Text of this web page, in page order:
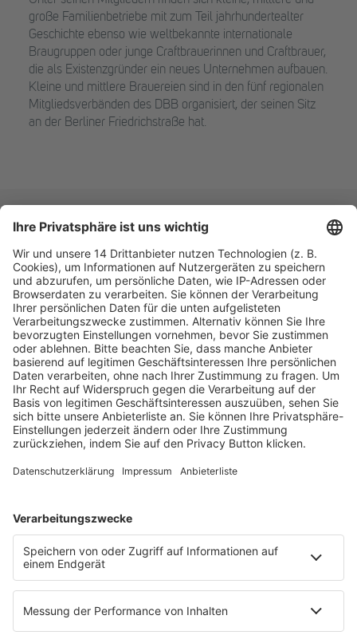
große Familienbetriebe mit zum Teil jahrhundertealter
Geschichte ebenso wie weltbekannte internationale
Braugruppen oder junge Craftbrauerinnen und Craftbrauer,
die als Existenzgründer ein neues Unternehmen aufbauen.
Kleine und mittlere Brauereien sind in den fünf regionalen
Mitgliedsverbänden des DBB organisiert, der seinen Sitz
an der Berliner Friedrichstraße hat.
Fachmedien Recht und Wirtschaft
Ein Fachbereich der
dfv Mediengruppe
Mainzer Landstr. 251
60326 Frankfurt am Main
E-Mail:info@ruw.de
Web:https://www.ruw.de
AGB
Datenschutzerklärung
Genderhinweis
Cookie-Einstellungen